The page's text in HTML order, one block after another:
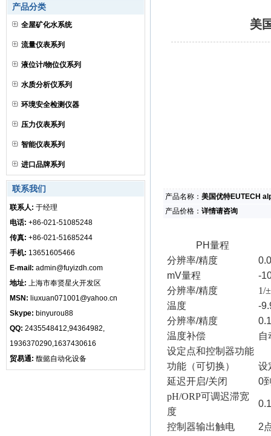
产品分类
全屋矿化水系统
流量仪表系列
液位计/物位仪系列
水质分析仪系列
环境安全检测仪器
压力仪表系列
智能仪表系列
进口品牌系列
联系我们
联系人: 于经理
电话: +86-021-51085248
传真: +86-021-51685244
手机: 13651605466
E-mail: admin@fuyizdh.com
地址: 上海市奉贤星火开发区
MSN: liuxuan071001@yahoo.cn
Skype: binyurou88
QQ: 2435548412,94364982,
1936370290,1637430616
贸易通: 馥懿自动化设备
美
产品名称： 美国优特EUTECH
产品价格： 详情请咨询
PH量程
分辨率/精度
mV量程
-
分辨率/精度
1/
温度
-
分辨率/精度
温度补偿
自
设定点和控制器功能
功能（可切换）
设
延迟开启/关闭
0
pH/ORP可调迟滞宽
度
控制器输出触电
2